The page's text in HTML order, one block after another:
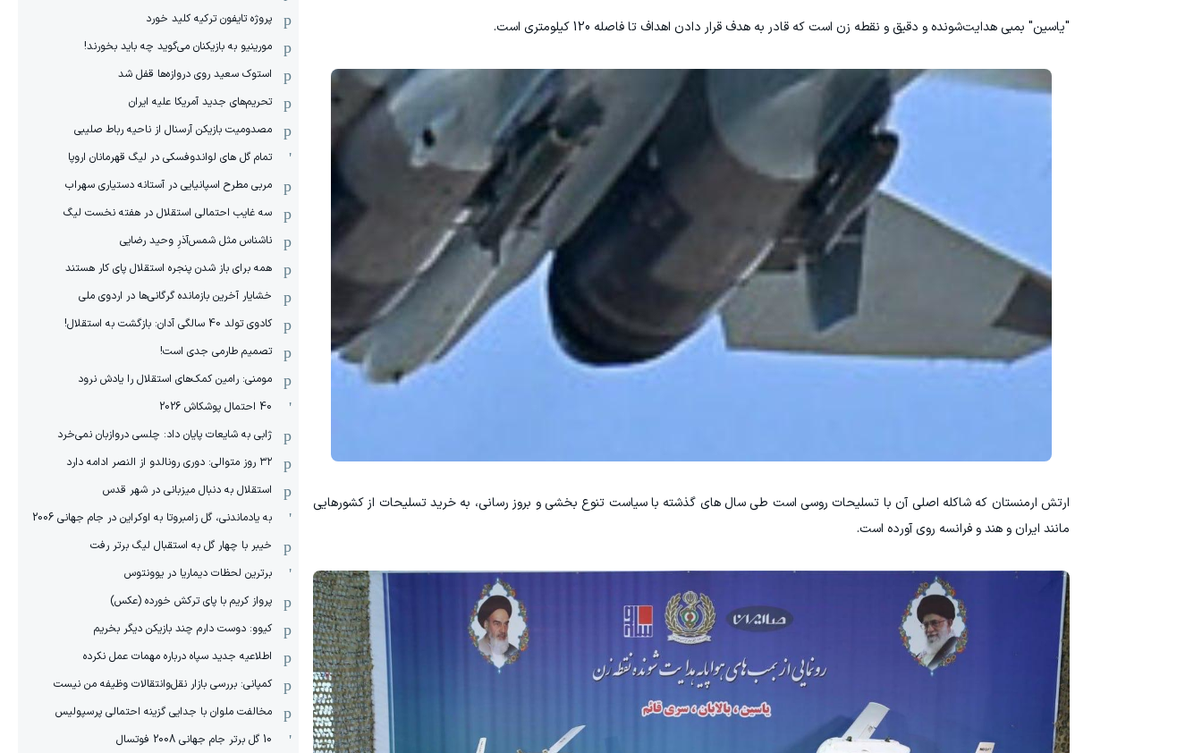
"یاسین" بمبی هدایت‌شونده و دقیق و نقطه زن است که قادر به هدف قرار دادن اهداف تا فاصله 120 کیلومتری است.
ارتش ارمنستان که شاکله اصلی آن با تسلیحات روسی است طی سال های گذشته با سیاست تنوع بخشی و بروز رسانی، به خرید تسلیحات از کشورهایی
مانند ایران و هند و فرانسه روی آورده است.
پروژه تایفون ترکیه کلید خورد
مورینیو به بازیکنان می‌گوید چه باید بخورند!
استوک سعید روی دروازه‌ها قفل شد
تحریم‌های جدید آمریکا علیه ایران
مصدومیت بازیکن آرسنال از ناحیه رباط صلیبی
تمام گل های لواندوفسکی در لیگ قهرمانان اروپا
مربی مطرح اسپانیایی در آستانه دستیاری سهراب
سه غایب احتمالی استقلال در هفته نخست لیگ
ناشناس مثل شمس‌آذرِ وحید رضایی
همه برای باز شدن پنجره استقلال پای کار هستند
خشایار آخرین بازمانده گرگانی‌ها در اردوی ملی
کادوی تولد 40 سالگی آدان: بازگشت به استقلال!
تصمیم طارمی جدی است!
مومنی: رامین کمک‌های استقلال را یادش نرود
40 احتمال پوشکاش 2026
ژابی به شایعات پایان داد: چلسی دروازبان نمی‌خرد
۳۲ روز متوالی: دوری رونالدو از النصر ادامه دارد
استقلال به دنبال میزبانی در شهر قدس
به یادماندنی، گل زامبروتا به اوکراین در جام جهانی 2006
خیبر با چهار گل به استقبال لیگ برتر رفت
برترین لحظات دیماریا در یوونتوس
پرواز کریم با پای ترکش خورده (عکس)
کیوو: دوست دارم چند بازیکن دیگر بخریم
اطلاعیه جدید سپاه درباره مهمات عمل نکرده
کمپانی: بررسی بازار نقل‌وانتقالات وظیفه من نیست
مخالفت ملوان با جدایی گزینه احتمالی پرسپولیس
10 گل برتر جام جهانی 2008 فوتسال